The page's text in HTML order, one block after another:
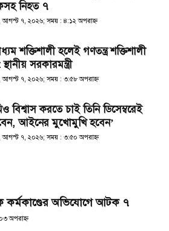
নিহত ৭
আগস্ট ৭, ২০২৬; সময় : ৪:১২ অপরাহ্ণ
শক্তিশালী হলেই গণতন্ত্র শক্তিশালী
সরকারমন্ত্রী
আগস্ট ৭, ২০২৬; সময় : ৩:৫৮ অপরাহ্ণ
বিশ্বাস করতে চাই তিনি ডিসেম্বরেই
আইনের মুখোমুখি হবেন’
আগস্ট ৭, ২০২৬; সময় : ৩:৫০ অপরাহ্ণ
কর্মকাণ্ডের অভিযোগে আটক ৭
অপরাহ্ণ